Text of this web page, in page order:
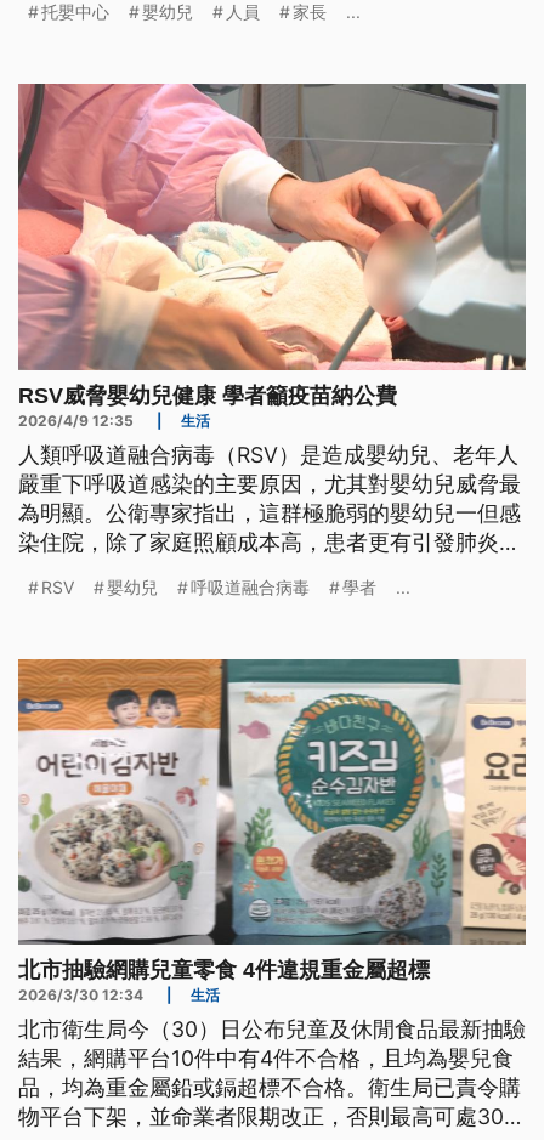
犯，讓家長難以接受，決定提告。
托嬰中心 嬰幼兒 人員 家長 ...
RSV威脅嬰幼兒健康 學者籲疫苗納公費
2026/4/9 12:35 生活
人類呼吸道融合病毒（RSV）是造成嬰幼兒、老年人
嚴重下呼吸道感染的主要原因，尤其對嬰幼兒威脅最
為明顯。公衛專家指出，這群極脆弱的嬰幼兒一但感
染住院，除了家庭照顧成本高，患者更有引發肺炎等
兒。
RSV 嬰幼兒 呼吸道融合病毒 學者 ...
北市抽驗網購兒童零食 4件違規重金屬超標
2026/3/30 12:34 生活
北市衛生局今（30）日公布兒童及休閒食品最新抽驗
結果，網購平台10件中有4件不合格，且均為嬰兒食
品，均為重金屬鉛或鎘超標不合格。衛生局已責令購
物平台下架，並命業者限期改正，否則最高可處300